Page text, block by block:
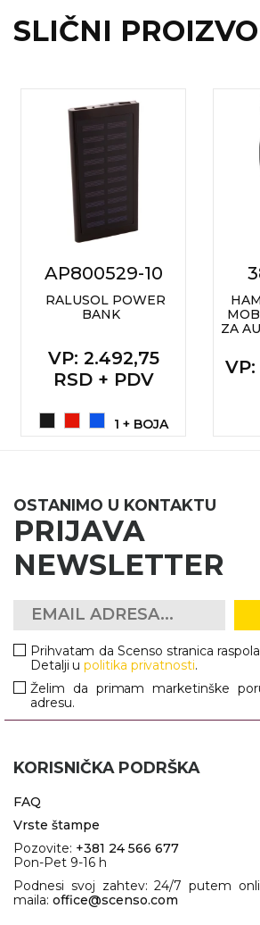
DOGAĐAJE
TERMOSI
TEHNOLOGIJA
KANCELARIJA
KUĆNI SETOVI
OLOVKE
PRIVESCI & ALATI
TORBE & PUTOVANJE
TEKSTIL
RADNA OPREMA
SLIČNI
AP800529-10
RALUSOL POWER
BANK
VP: 2.492,75
RSD + PDV
1 + BOJA
ZA
VP:
OSTANIMO U KONTAKTU
NEWSLETTER
Prihvatam da Scenso stranica
Detalji upolitika privatnosti.
Želim da primam marketinške
adresu.
KORISNIČKA PODRŠKA
FAQ
Vrste štampe
Pozovite: +381 24 566 677
Pon-Pet 9-16 h
Podnesi svoj zahtev: 24/7 putem
maila: office@scenso.com